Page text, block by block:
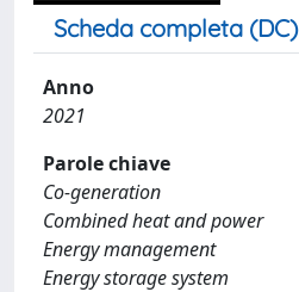
Scheda completa (DC)
Anno
2021
Parole chiave
Co-generation
Combined heat and power
Energy management
Energy storage system